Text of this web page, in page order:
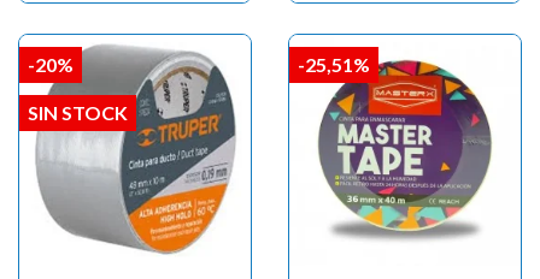
-20%
SIN STOCK
-25,51%